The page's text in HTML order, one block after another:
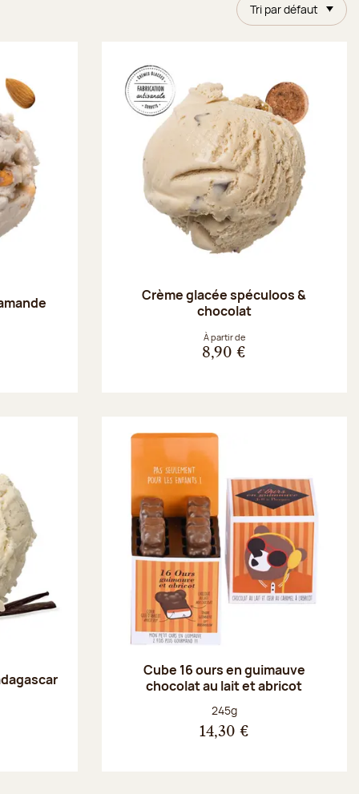
Tri par défaut
Crème glacée spéculoos &
chocolat
À partir de
8,90 €
Cube 16 ours en guimauve
chocolat au lait et abricot
Poids net :
245g
14,30 €